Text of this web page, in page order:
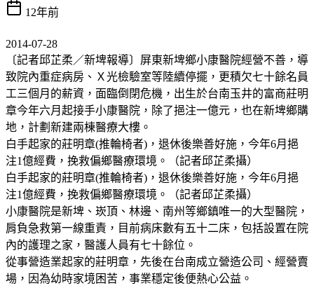
12年前
2014-07-28
〔記者邱芷柔／新埤報導〕屏東新埤鄉小康醫院經營不善，導
致院內重症病房、Ｘ光檢驗室等陸續停擺，更積欠七十餘名員
工三個月的薪資，面臨倒閉危機，出生於台南玉井的富商莊明
章今年六月起接手小康醫院，除了挹注一億元，也在新埤鄉購
地，計劃新建兩棟醫療大樓。
白手起家的莊明章(推輪椅者)，退休後樂善好施，今年6月挹
注1億經費，挽救偏鄉醫療環境。（記者邱芷柔攝）
白手起家的莊明章(推輪椅者)，退休後樂善好施，今年6月挹
注1億經費，挽救偏鄉醫療環境。（記者邱芷柔攝）
小康醫院是新埤、崁頂、林邊、南州等鄉鎮唯一的大型醫院，
肩負急救第一線重責，目前病床數有五十二床，包括設置在院
內的護理之家，醫護人員有七十餘位。
從事營造業起家的莊明章，先後在台南成立營造公司、經營賣
場，因為幼時家境困苦，事業穩定後便熱心公益。